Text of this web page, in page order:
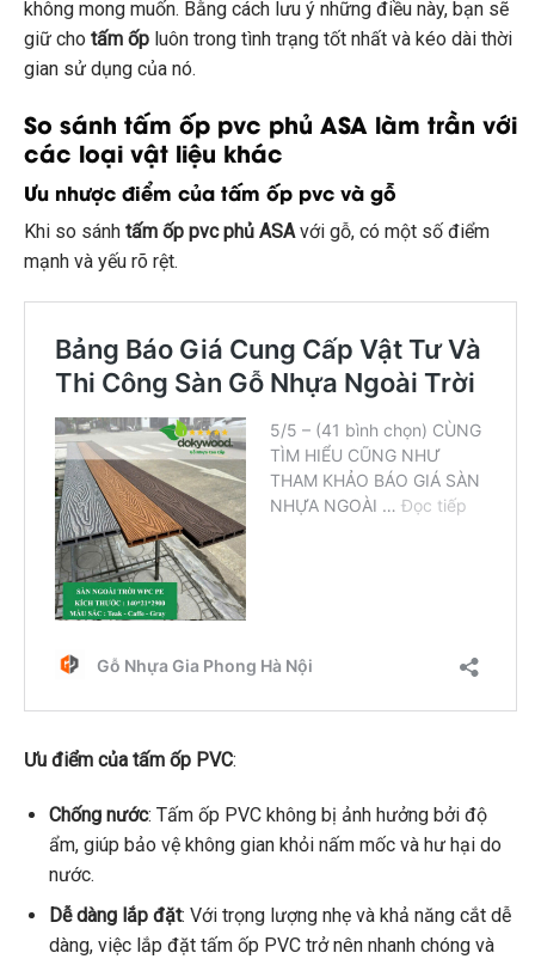
không mong muốn. Bằng cách lưu ý những điều này, bạn sẽ
giữ cho tấm ốp luôn trong tình trạng tốt nhất và kéo dài thời
gian sử dụng của nó.
So sánh tấm ốp pvc phủ ASA làm trần với
các loại vật liệu khác
Ưu nhược điểm của tấm ốp pvc và gỗ
Khi so sánh tấm ốp pvc phủ ASAvới gỗ, có một số điểm
mạnh và yếu rõ rệt.
Ưu điểm của tấm ốp PVC:
Chống nước: Tấm ốp PVC không bị ảnh hưởng bởi độ
ẩm, giúp bảo vệ không gian khỏi nấm mốc và hư hại do
nước.
Dễ dàng lắp đặt: Với trọng lượng nhẹ và khả năng cắt dễ
dàng, việc lắp đặt tấm ốp PVC trở nên nhanh chóng và